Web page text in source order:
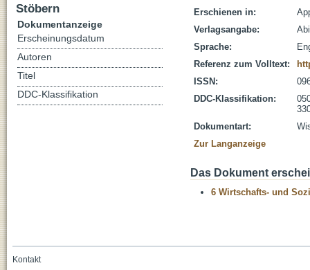
Erschienen in:
Verlagsangabe:
Sprache:
Referenz zum Volltext:
ISSN:
DDC-Klassifikation:
Dokumentart:
Zur Langanzeige
Das Dokument
6 Wirtschafts- und
Stöbern
Dokumentanzeige
Erscheinungsdatum
Autoren
Titel
DDC-Klassifikation
Kontakt